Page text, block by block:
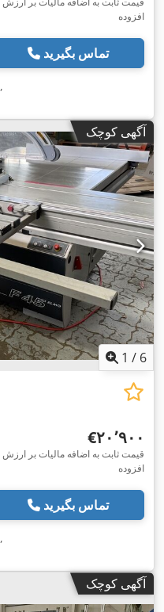
افزوده
تماس بگیرید
,
آگهی کوچک
1 / 6
‎€۲۰٬۹۰۰
قیمت ثابت به اضافه مالیات بر ارزش
افزوده
تماس بگیرید
,
آگهی کوچک